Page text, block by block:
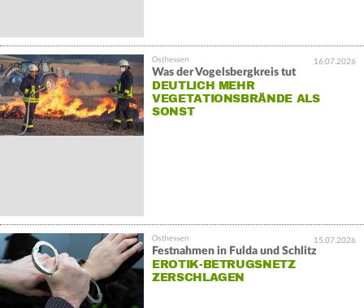
16.07.2026
Was der Vogelsbergkreis tut
DEUTLICH MEHR
VEGETATIONSBRÄNDE ALS
SONST
15.07.2026
Festnahmen in Fulda und Schlitz
EROTIK-BETRUGSNETZ
ZERSCHLAGEN